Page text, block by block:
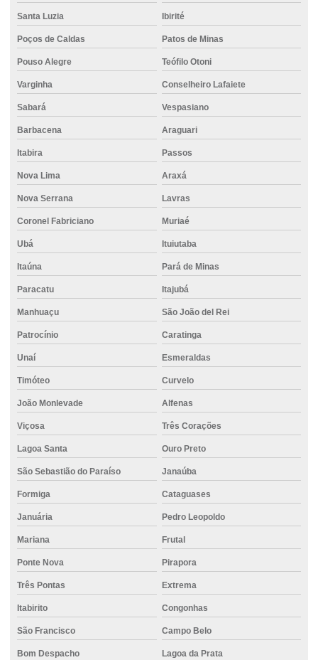
Cimento distribuidora
Cimento em divinopolis
Cimento ensacado Betim
Cimento ensacado para lajes
Cimento estrutural
Cimento para fundação
Cimento para fundações e estruturas de concreto
Cimento mais barato
Cimento mizu
Cimento para obras de fundação e estrutura
Cimento para pavimentação
Cimento para pequenas construções
Cimento para pilares
Cimento portland ensacado
Cimento para reformas
Cimento resistente à compressão
Cimento uau
Cimento usinado
Concreto 20mpa
Concreto 30mpa
Concreto auto adensável
Concreto auto nivelante
Santa Luzia Ibirité
Poços de Caldas Patos de Minas
Pouso Alegre Teófilo Otoni
Varginha Conselheiro Lafaiete
Sabará Vespasiano
Barbacena Araguari
Itabira Passos
Nova Lima Araxá
Nova Serrana Lavras
Coronel Fabriciano Muriaé
Ubá Ituiutaba
Itaúna Pará de Minas
Paracatu Itajubá
Manhuaçu São João del Rei
Patrocínio Caratinga
Unaí Esmeraldas
Timóteo Curvelo
João Monlevade Alfenas
Viçosa Três Corações
Lagoa Santa Ouro Preto
São Sebastião do Paraíso Janaúba
Formiga Cataguases
Januária Pedro Leopoldo
Mariana Frutal
Ponte Nova Pirapora
Três Pontas Extrema
Itabirito Congonhas
São Francisco Campo Belo
Bom Despacho Lagoa da Prata